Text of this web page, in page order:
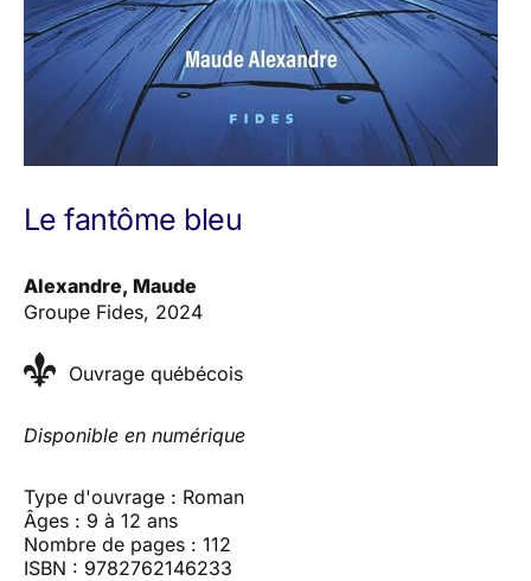
Le fantôme bleu
Alexandre, Maude
Groupe Fides, 2024
Ouvrage québécois
Disponible en numérique
Type d'ouvrage : Roman
Âges : 9 à 12 ans
Nombre de pages : 112
ISBN : 9782762146233